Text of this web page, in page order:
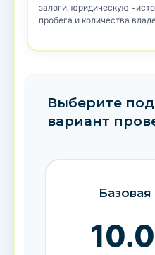
залоги, юридическую
пробега и количества
Выберите
вариант